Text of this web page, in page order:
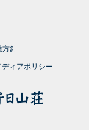
方針
ィアポリシー